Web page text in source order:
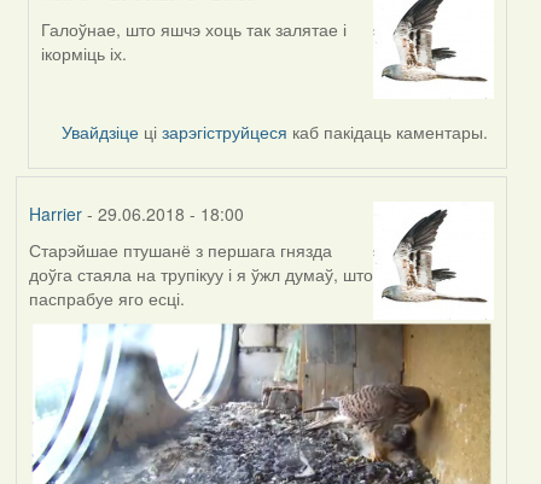
In
reply
Feather
Галоўнае, што яшчэ хоць так залятае і
ікорміць іх.
Увайдзіце цізарэгіструйцеся каб пакідаць каментары.
Harrier- 29.06.2018 - 18:00
Старэйшае птушанё з першага гнязда
доўга стаяла на трупікуу і я ўжл думаў, што
паспрабуе яго есці.